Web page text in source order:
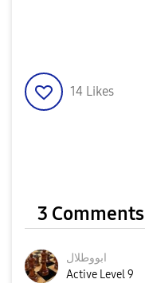
14 Likes
3 Comments
ابووطلال
Active Level 9